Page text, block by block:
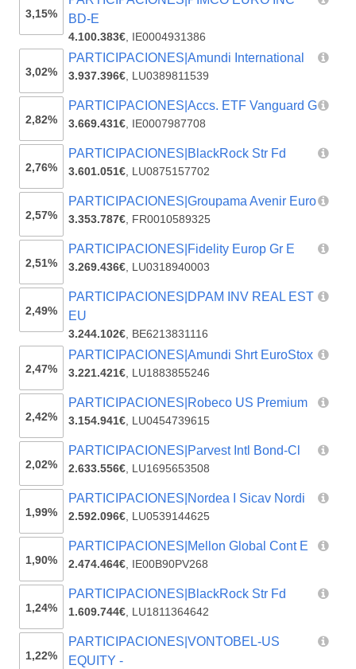
3,15%
BD-E
4.100.383€, IE0004931386
3,02%
PARTICIPACIONES|Amundi International
3.937.396€, LU0389811539
2,82%
PARTICIPACIONES|Accs. ETF Vanguard G
3.669.431€, IE0007987708
2,76%
PARTICIPACIONES|BlackRock Str Fd
3.601.051€, LU0875157702
2,57%
PARTICIPACIONES|Groupama Avenir Euro
3.353.787€, FR0010589325
2,51%
PARTICIPACIONES|Fidelity Europ Gr E
3.269.436€, LU0318940003
2,49%
PARTICIPACIONES|DPAM INV REAL EST
EU
3.244.102€, BE6213831116
2,47%
PARTICIPACIONES|Amundi Shrt EuroStox
3.221.421€, LU1883855246
2,42%
PARTICIPACIONES|Robeco US Premium
3.154.941€, LU0454739615
2,02%
PARTICIPACIONES|Parvest Intl Bond-Cl
2.633.556€, LU1695653508
1,99%
PARTICIPACIONES|Nordea I Sicav Nordi
2.592.096€, LU0539144625
1,90%
PARTICIPACIONES|Mellon Global Cont E
2.474.464€, IE00B90PV268
1,24%
PARTICIPACIONES|BlackRock Str Fd
1.609.744€, LU1811364642
1,22%
PARTICIPACIONES|VONTOBEL-US
EQUITY -